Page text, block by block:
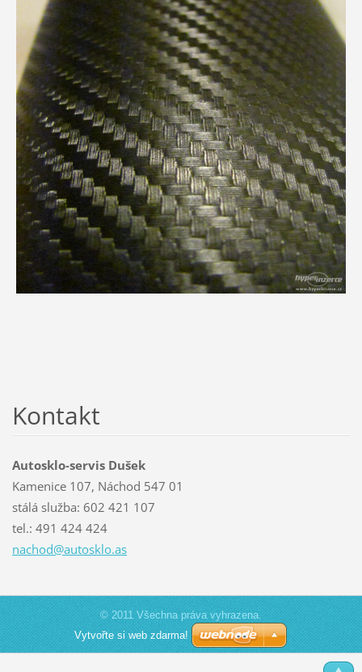
Kontakt
Autosklo-servis Dušek
Kamenice 107, Náchod 547 01
stálá služba: 602 421 107
tel.: 491 424 424
nachod@autosklo.as
© 2011 Všechna práva vyhrazena.
Vytvořte si web zdarma!